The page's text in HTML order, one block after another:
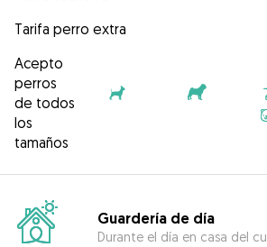
Tarifa perro extra
Acepto
perros
de todos
los
tamaños
Guardería de día
Durante el día en casa del